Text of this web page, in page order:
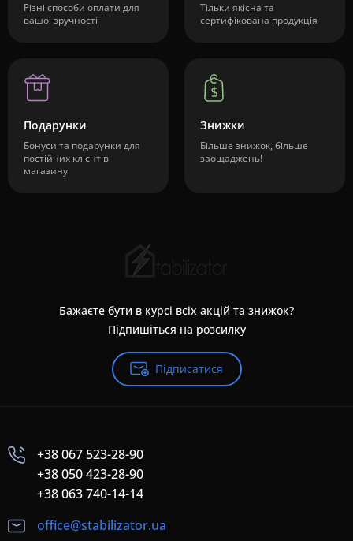
Різні способи оплати для
вашої зручності
Тільки якісна та
сертифікована продукція
Подарунки
Бонуси та подарунки для
постійних клієнтів
магазину
Знижки
Більше знижок, більше
заощаджень!
Бажаєте бути в курсі всіх акцій та знижок?
Підпишіться на розсилку
Підписатися
+38 067 523-28-90
+38 050 423-28-90
+38 063 740-14-14
office@stabilizator.ua